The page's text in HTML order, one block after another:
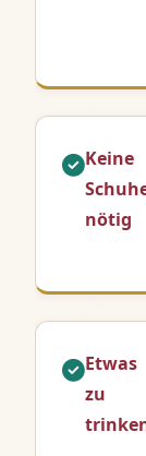
Keine
nötig
Etwas
zu